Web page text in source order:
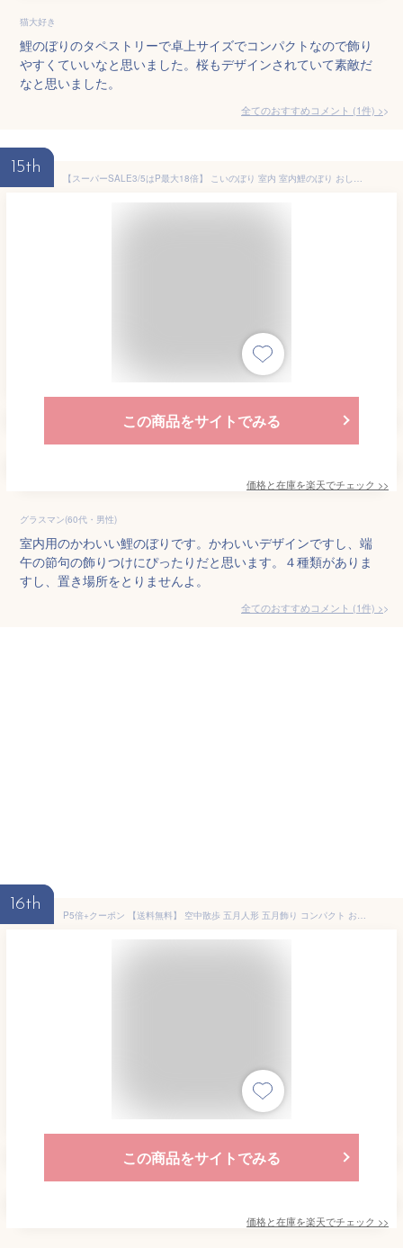
猫大好き
鯉のぼりのタペストリーで卓上サイズでコンパクトなので飾り
やすくていいなと思いました。桜もデザインされていて素敵だ
なと思いました。
全てのおすすめコメント (1件) >
15th
【スーパーSALE3/5はP最大18倍】 こいのぼり 室内 室内鯉のぼり おしゃれ こどもの日 インテリア ちりめん素材の室内鯉 大・小サイズ 【選べる4種類】 オシャレ タペストリー ミニ
この商品をサイトでみる
価格と在庫を楽天でチェック >>
グラスマン(60代・男性)
室内用のかわいい鯉のぼりです。かわいいデザインですし、端
午の節句の飾りつけにぴったりだと思います。４種類がありま
すし、置き場所をとりませんよ。
全てのおすすめコメント (1件) >
16th
P5倍+クーポン 【送料無料】 空中散歩 五月人形 五月飾り コンパクト おしゃれ かわいい ミニ 小さい 室内 玄関飾り 和紙 初節句 人形 こいのぼり かぶと 兜 置物 手作り お祝い 贈り ギフト こどもの日 和雑貨 飾り 張子 張り子 磁石 木 木製 浮 菖蒲 動く
この商品をサイトでみる
価格と在庫を楽天でチェック >>